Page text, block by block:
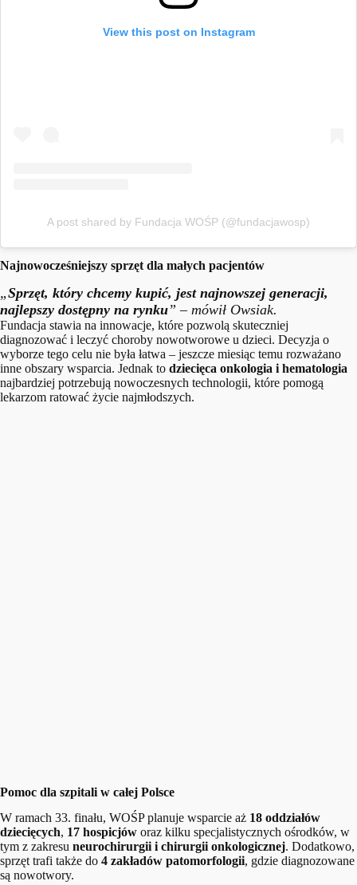
View this post on Instagram
A post shared by Fundacja WOŚP (@fundacjawosp)
Najnowocześniejszy sprzęt dla małych pacjentów
„Sprzęt, który chcemy kupić, jest najnowszej generacji,
najlepszy dostępny na rynku” – mówił Owsiak.
Fundacja stawia na innowacje, które pozwolą skuteczniej
diagnozować i leczyć choroby nowotworowe u dzieci. Decyzja o
wyborze tego celu nie była łatwa – jeszcze miesiąc temu rozważano
inne obszary wsparcia. Jednak to dziecięca onkologia i hematologia
najbardziej potrzebują nowoczesnych technologii, które pomogą
lekarzom ratować życie najmłodszych.
Pomoc dla szpitali w całej Polsce
W ramach 33. finału, WOŚP planuje wsparcie aż 18 oddziałów
dziecięcych, 17 hospicjów oraz kilku specjalistycznych ośrodków, w
tym z zakresu neurochirurgii i chirurgii onkologicznej. Dodatkowo,
sprzęt trafi także do 4 zakładów patomorfologii, gdzie diagnozowane
są nowotwory.